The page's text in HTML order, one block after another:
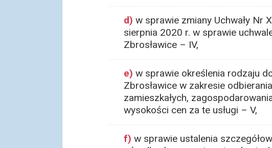
d) w sprawie zmiany Uchwały Nr
sierpnia 2020 r. w sprawie
Zbrosławice – IV,
e) w sprawie określenia rodzaju
Zbrosławice w zakresie
zamieszkałych,
wysokości cen za te usługi – V,
f) w sprawie ustalenia